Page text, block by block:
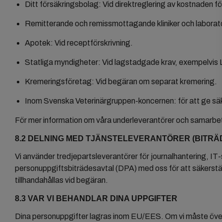
Ditt försäkringsbolag: Vid direktreglering av kostnaden
Remitterande och remissmottagande kliniker och
Apotek: Vid receptförskrivning.
Statliga myndigheter: Vid lagstadgade krav, exempelvis
Kremeringsföretag: Vid begäran om separat kremering.
Inom Svenska Veterinärgruppen-koncernen: för att ge
För mer information om våra underleverantörer och
8.2 DELNING MED TJÄNSTELEVERANTÖRER
Vi använder tredjepartsleverantörer för journalhantering,
personuppgiftsbiträdesavtal (DPA) med oss för att
tillhandahållas vid begäran.
8.3 VAR VI BEHANDLAR DINA UPPGIFTER
Dina personuppgifter lagras inom EU/EES. Om vi måste